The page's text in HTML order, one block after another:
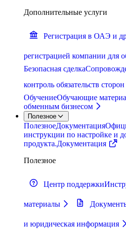
Дополнительные услуги
Регистрация в ОАЭ и
регистрацией компании для
Безопасная сделка
контроль обязательств сторон
ОбучениеОбучающие
обменным бизнесом
Полезное
ПолезноеДокументация
инструкции по настройке и
продукта.Документация
Полезное
Центр поддержки
материалы
и юридическая информация